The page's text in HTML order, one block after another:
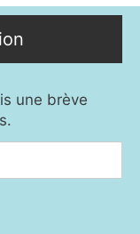
une brève